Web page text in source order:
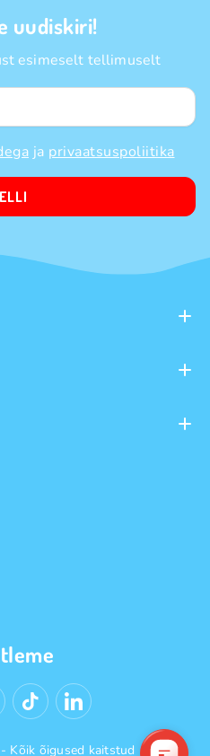
uudiskiri!
esimeselt tellimuselt
ja privaatsuspoliitika
Kõik õigused kaitstud